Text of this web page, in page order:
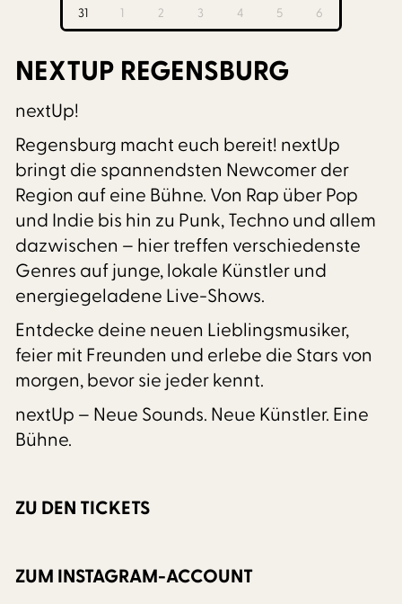
31 1 2 3 4 5 6
NEXTUP REGENSBURG
nextUp!
Regensburg macht euch bereit! nextUp
bringt die spannendsten Newcomer der
Region auf eine Bühne. Von Rap über Pop
und Indie bis hin zu Punk, Techno und allem
dazwischen – hier treffen verschiedenste
Genres auf junge, lokale Künstler und
energiegeladene Live-Shows.
Entdecke deine neuen Lieblingsmusiker,
feier mit Freunden und erlebe die Stars von
morgen, bevor sie jeder kennt.
nextUp – Neue Sounds. Neue Künstler. Eine
Bühne.
ZU DEN TICKETS
ZUM INSTAGRAM-ACCOUNT